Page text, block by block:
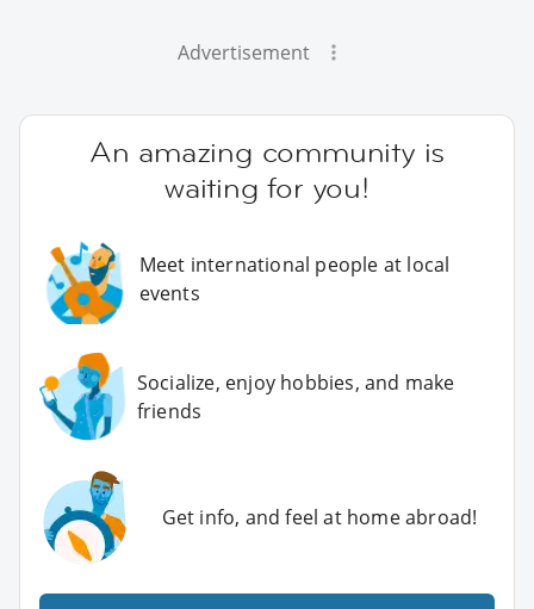
Advertisement
An amazing community is
waiting for you!
Meet international people at local
events
Socialize, enjoy hobbies, and make
friends
Get info, and feel at home abroad!